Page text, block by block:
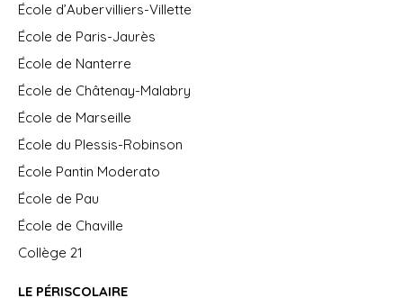
École d’Aubervilliers-Villette
École de Paris-Jaurès
École de Nanterre
École de Châtenay-Malabry
École de Marseille
École du Plessis-Robinson
École Pantin Moderato
École de Pau
École de Chaville
Collège 21
LE PÉRISCOLAIRE